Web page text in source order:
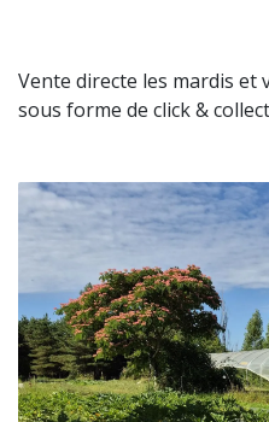
Vente directe les mardis et
sous forme de click & collect